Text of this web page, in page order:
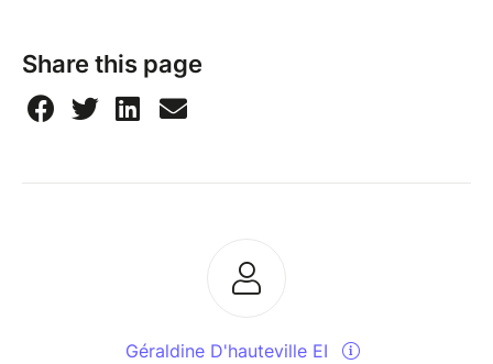
Share this page
Géraldine D'hauteville EI